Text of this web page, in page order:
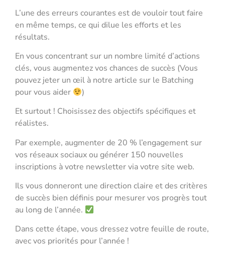
L’une des erreurs courantes est de vouloir tout faire
en même temps, ce qui dilue les efforts et les
résultats.
En vous concentrant sur un nombre limité d’actions
clés, vous augmentez vos chances de succès (Vous
pouvez jeter un œil à notre article sur le Batching
pour vous aider
)
Et surtout ! Choisissez des objectifs spécifiques et
réalistes.
Par exemple, augmenter de 20 % l’engagement sur
vos réseaux sociaux ou générer 150 nouvelles
inscriptions à votre newsletter via votre site web.
Ils vous donneront une direction claire et des critères
de succès bien définis pour mesurer vos progrès tout
au long de l’année.
Dans cette étape, vous dressez votre feuille de route,
avec vos priorités pour l’année !